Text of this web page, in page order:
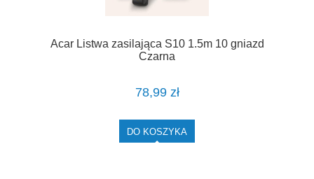
Acar Listwa zasilająca S10 1.5m 10 gniazd
Czarna
78,99 zł
DO KOSZYKA